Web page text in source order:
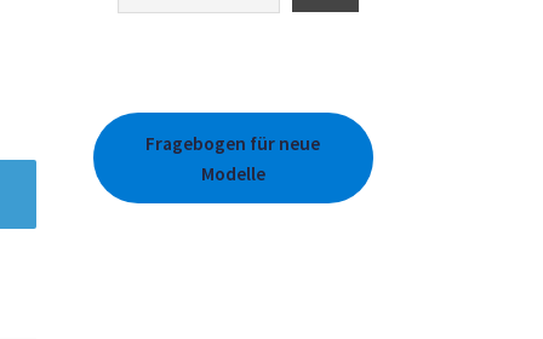
Fragebogen für neue
Modelle